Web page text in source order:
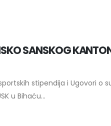
SANSKOG
stipendija i Ugovori
u Bihaću...